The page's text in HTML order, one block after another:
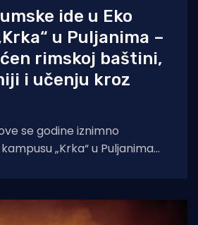
ide u Eko
u Puljanima –
rimskoj baštini,
i učenju kroz
se godine iznimno
„Krka“ u Puljanima